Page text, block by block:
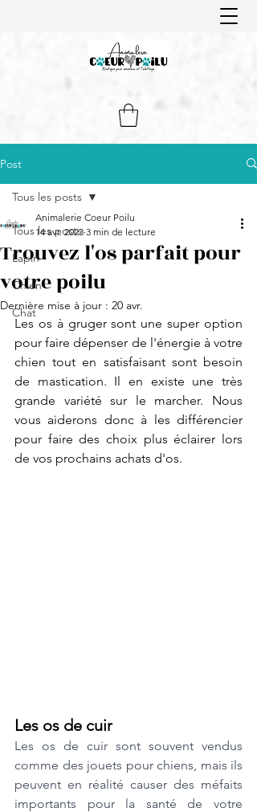
Post
Tous les posts
Lapin
Chien
Chat
Tous les posts
Trouvez l'os parfait pour
votre poilu
Animalerie Coeur Poilu
14 avr. 2023 3 min de lecture
Dernière mise à jour : 20 avr.
Les os à gruger sont une super option
pour faire dépenser de l'énergie à votre
chien tout en satisfaisant sont besoin
de mastication. Il en existe une très
grande variété sur le marcher. Nous
vous aiderons donc à les différencier
pour faire des choix plus éclairer lors
de vos prochains achats d'os.
Les os de cuir
Les os de cuir sont souvent vendus
comme des jouets pour chiens, mais ils
peuvent en réalité causer des méfaits
importants pour la santé de votre